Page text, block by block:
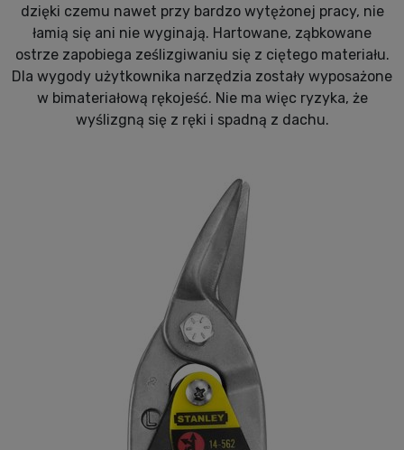
dzięki czemu nawet przy bardzo wytężonej pracy, nie
łamią się ani nie wyginają. Hartowane, ząbkowane
ostrze zapobiega ześlizgiwaniu się z ciętego materiału.
Dla wygody użytkownika narzędzia zostały wyposażone
w bimateriałową rękojeść. Nie ma więc ryzyka, że
wyślizgną się z ręki i spadną z dachu.